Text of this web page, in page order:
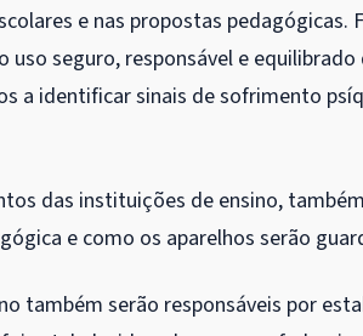
e nas propostas
uso seguro, responsável e
a identificar sinais de sofrimento
das instituições de ensino,
e como os aparelhos serão
também serão responsáveis por